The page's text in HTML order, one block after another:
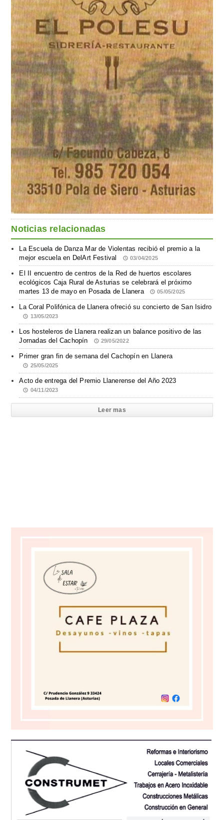
Noticias relacionadas
La Escuela de Danza Mar de Violentas recibió el premio a la
mejor escuela en DelArt Festival
03/04/2025
El II encuentro de centros de la Red de huertos escolares
ecológicos Caja Rural de Asturias se celebrará el próximo
martes 13 de mayo en Posada de Llanera
05/05/2025
La Coral Polifónica de Llanera ofreció su concierto de San Isidro
13/05/2023
Los hosteleros de Llanera realizan un balance positivo de las
Jornadas del Cachopín
29/05/2022
Primer gran fin de semana del Cachopín en Llanera
25/05/2025
Acto de entrega del Premio Llanerense del Año 2023
04/11/2023
Leer mas